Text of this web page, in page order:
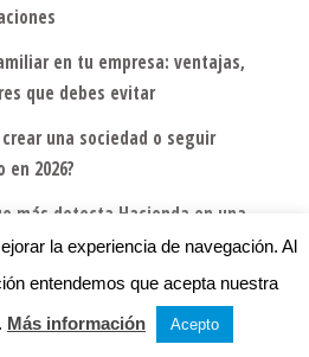
en tu empresa: ventajas,
que debes evitar
una sociedad o seguir
2026?
más detecta Hacienda en una
la experiencia de navegación. Al
entendemos que acepta nuestra
Más información Acepto